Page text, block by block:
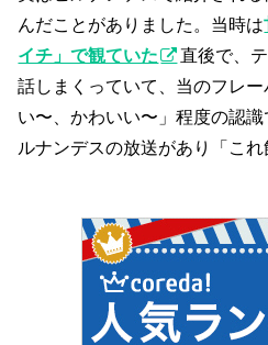
んだことがありました。当時は
イチ」で観ていた
直後で、
話しまくっていて、当のフレ
い〜、かわいい〜」程度の認
ルナンデスの放送があり「これ